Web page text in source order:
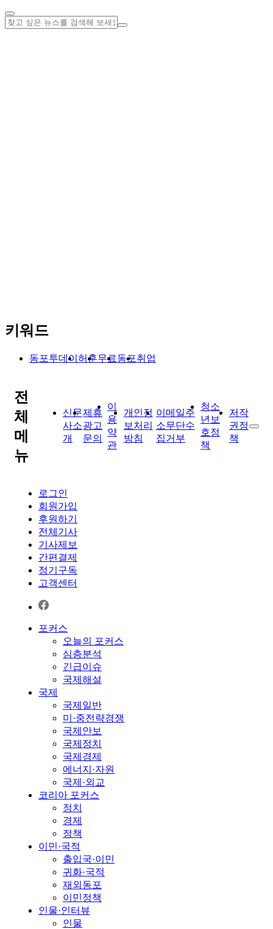
키워드
동포투데이 허훈무료동포취업
전
체
메
뉴
신문
사소
개
제휴
광고
문의
이
용
약
관
개인정
보처리
방침
이메일주
소무단수
집거부
청소
년보
호정
책
저작
권정
책
로그인
회원가입
후원하기
전체기사
기사제보
간편결제
정기구독
고객센터
포커스
오늘의 포커스
심층분석
긴급이슈
국제해설
국제
국제일반
미·중전략경쟁
국제안보
국제정치
국제경제
에너지·자원
국제·외교
코리아 포커스
정치
경제
정책
이민·국적
출입국·이민
귀화·국적
재외동포
이민정책
인물·인터뷰
인물